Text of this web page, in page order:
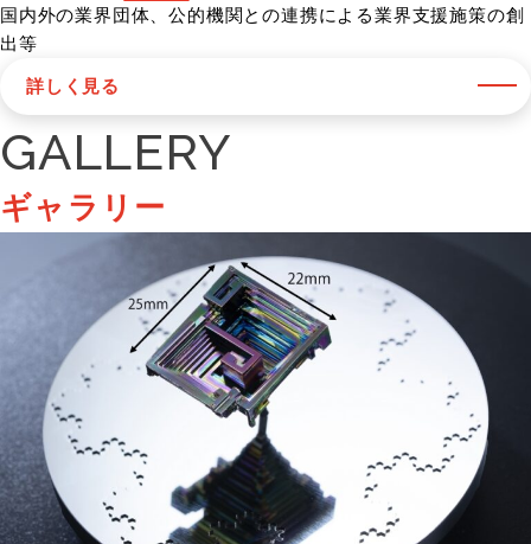
国内外の業界団体、公的機関との連携による業界支援施策の創
出等
詳しく見る
GALLERY
ギャラリー